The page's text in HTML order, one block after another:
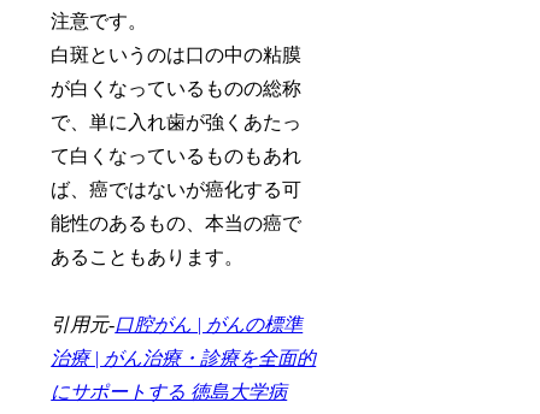
注意です。
白斑というのは口の中の粘膜
が白くなっているものの総称
で、単に入れ歯が強くあたっ
て白くなっているものもあれ
ば、癌ではないが癌化する可
能性のあるもの、本当の癌で
あることもあります。
引用元-口腔がん | がんの標準
治療 | がん治療・診療を全面的
にサポートする 徳島大学病